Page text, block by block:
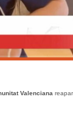
Valenciana